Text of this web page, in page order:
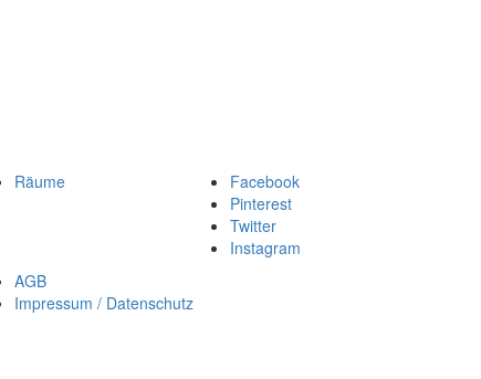
Räume
Facebook
Pinterest
Twitter
Instagram
AGB
Impressum / Datenschutz